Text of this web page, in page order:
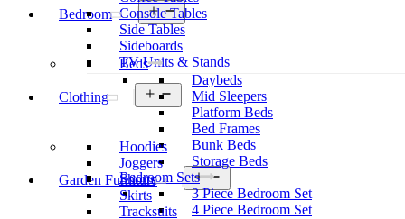
Console Tables
Side Tables
Sideboards
TV Units & Stands
Bedroom
Open
menu
Beds
Daybeds
Mid Sleepers
Platform Beds
Bed Frames
Bunk Beds
Storage Beds
Bedroom Sets
3 Piece Bedroom Set
4 Piece Bedroom Set
Clothing
Open
menu
Hoodies
Joggers
Shorts
Skirts
Tracksuits
Garden Furniture
menu